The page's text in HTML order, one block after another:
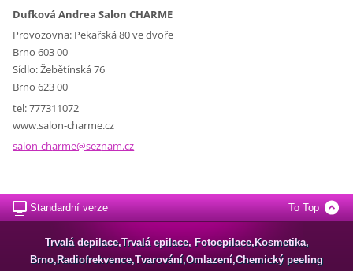
Dufková Andrea Salon CHARME
Provozovna: Pekařská 80 ve dvoře
Brno 603 00
Sídlo: Žebětínská 76
Brno 623 00
tel: 777311072
www.salon-charme.cz
salon-charme@seznam.cz
Standardní verze To Top
Trvalá depilace,Trvalá epilace, Fotoepilace,Kosmetika,
Brno,Radiofrekvence,Tvarování,Omlazení,Chemický peeling